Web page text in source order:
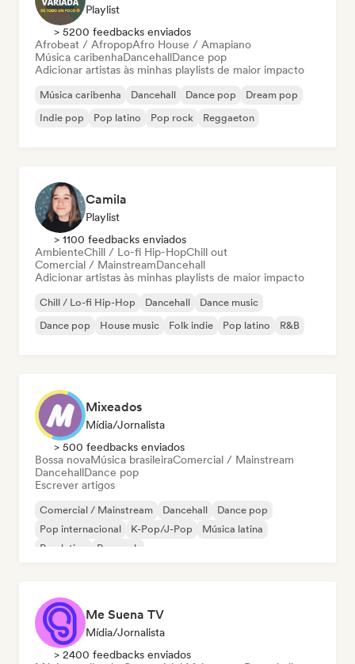
Playlist
> 5200 feedbacks enviados
Afrobeat / AfropopAfro House / Amapiano
Música caribenhaDancehallDance pop
Adicionar artistas às minhas playlists de maior impacto
Música caribenha Dancehall Dance pop
Dream pop
Indie pop
Pop latino Pop rock Reggaeton
Camila
Playlist
> 1100 feedbacks enviados
AmbienteChill / Lo-fi Hip-HopChill out
Comercial / MainstreamDancehall
Adicionar artistas às minhas playlists de maior impacto
Chill / Lo-fi Hip-Hop Dancehall
Dance music
Dance pop
House music Folk indie Pop latino R&B
Mixeados
Mídia/Jornalista
> 500 feedbacks enviados
Bossa novaMúsica brasileiraComercial / Mainstream
DancehallDance pop
Escrever artigos
Comercial / Mainstream Dancehall
Dance pop
Pop internacional
K-Pop/J-Pop
Música latina
Pop latino
Pop rock
Me Suena TV
Mídia/Jornalista
> 2400 feedbacks enviados